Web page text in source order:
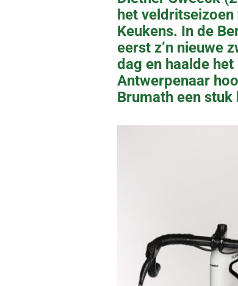
het
Keukens. In de
eerst z’n nieuwe
dag en haalde
Antwerpenaar
Brumath een